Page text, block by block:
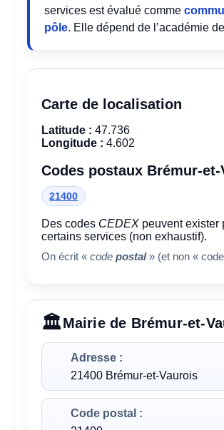
services est évalué comme
pôle. Elle dépend de l’académie de
Carte de localisation
Latitude : 47.736
Longitude : 4.602
Codes postaux Brémur-et-
21400
Des codes CEDEX peuvent exister
certains services (non exhaustif).
On écrit «codepostal» (et non «
Mairie de Brémur-et-
Adresse :
21400 Brémur-et-Vaurois
Code postal :